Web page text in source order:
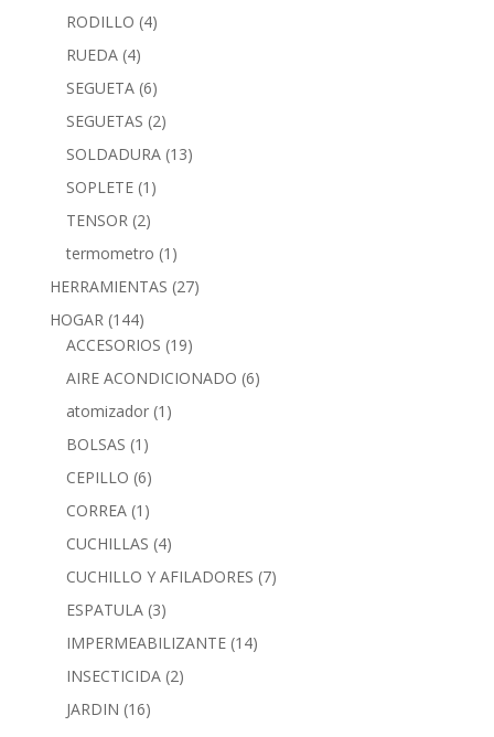
RODILLO (4)
RUEDA (4)
SEGUETA (6)
SEGUETAS (2)
SOLDADURA (13)
SOPLETE (1)
TENSOR (2)
termometro (1)
HERRAMIENTAS (27)
HOGAR (144)
ACCESORIOS (19)
AIRE ACONDICIONADO (6)
atomizador (1)
BOLSAS (1)
CEPILLO (6)
CORREA (1)
CUCHILLAS (4)
CUCHILLO Y AFILADORES (7)
ESPATULA (3)
IMPERMEABILIZANTE (14)
INSECTICIDA (2)
JARDIN (16)